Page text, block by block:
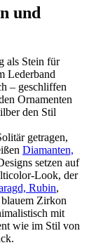
und
als Stein für
Lederband
– geschliffen
Ornamenten
den Stil
getragen,
Diamanten,
setzen auf
Look, der
Rubin,
Zirkon
mit
wie im Stil von